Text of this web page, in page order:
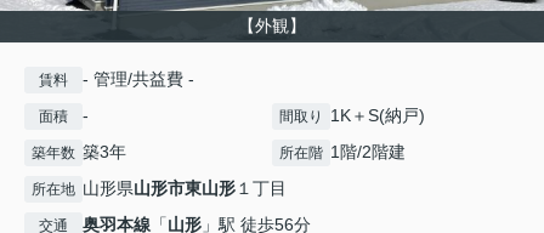
【外観】
賃料 - 管理/共益費 -
面積 - 間取り 1K＋S(納戸)
築年数 築3年 所在階 1階/2階建
所在地 山形県山形市東山形１丁目
交通 奥羽本線 「山形 」駅 徒歩56分